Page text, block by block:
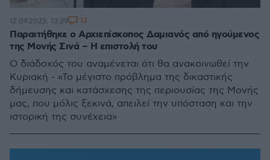
Παραιτήθηκε ο Αρχιεπίσκοπος Δαμιανός από ηγούμενος
της Μονής Σινά – Η επιστολή του
Ο διάδοχός του αναμένεται ότι θα ανακοινωθεί την
Κυριακή - «Το μέγιστο πρόβλημα της δικαστικής
δήμευσης και κατάσχεσης της περιουσίας της Μονής
μας, που μόλις ξεκινά, απειλεί την υπόσταση και την
ιστορική της συνέχεια»
12.09.2025, 13:29 13